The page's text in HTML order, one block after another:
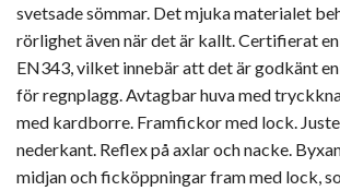
svetsade sömmar. Det mjuka materialet
rörlighet även när det är kallt. Certifierat
EN343, vilket innebär att det är godkänt
för regnplagg. Avtagbar huva med
med kardborre. Framfickor med lock.
nederkant. Reflex på axlar och nacke.
midjan och ficköppningar fram med lock,